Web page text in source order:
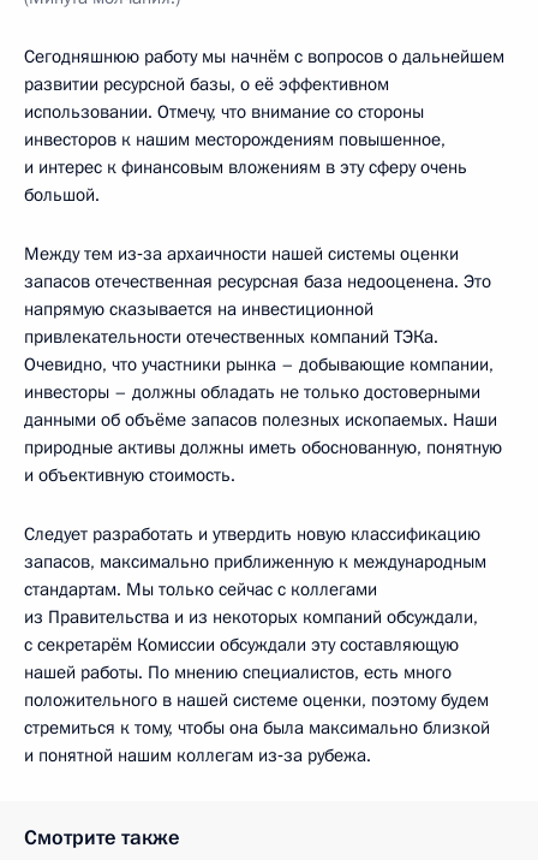
Сегодняшнюю работу мы начнём с вопросов о дальнейшем
развитии ресурсной базы, о её эффективном
использовании. Отмечу, что внимание со стороны
инвесторов к нашим месторождениям повышенное,
и интерес к финансовым вложениям в эту сферу очень
большой.
Между тем из‑за архаичности нашей системы оценки
запасов отечественная ресурсная база недооценена. Это
напрямую сказывается на инвестиционной
привлекательности отечественных компаний ТЭКа.
Очевидно, что участники рынка – добывающие компании,
инвесторы – должны обладать не только достоверными
данными об объёме запасов полезных ископаемых. Наши
природные активы должны иметь обоснованную, понятную
и объективную стоимость.
Следует разработать и утвердить новую классификацию
запасов, максимально приближенную к международным
стандартам. Мы только сейчас с коллегами
из Правительства и из некоторых компаний обсуждали,
с секретарём Комиссии обсуждали эту составляющую
нашей работы. По мнению специалистов, есть много
положительного в нашей системе оценки, поэтому будем
стремиться к тому, чтобы она была максимально близкой
и понятной нашим коллегам из‑за рубежа.
Смотрите также